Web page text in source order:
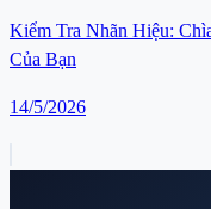
Kiểm Tra Nhãn Hiệu:
Của Bạn
14/5/2026